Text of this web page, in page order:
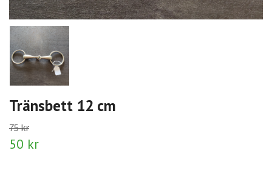
Tränsbett 12 cm
75 kr
50 kr